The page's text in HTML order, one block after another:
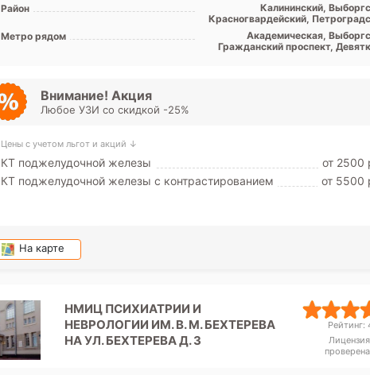
Район
Калининский,
Красногвардейский,
Метро рядом
Академическая,
Гражданский проспект,
Внимание! Акция
Любое УЗИ со скидкой -25%
Цены с учетом льгот и акций ↓
КТ поджелудочной железы
от 2500
КТ поджелудочной железы с контрастированием
от 5500
На карте
НМИЦ ПСИХИАТРИИ И
НЕВРОЛОГИИ ИМ. В. М. БЕХТЕРЕВА
НА УЛ. БЕХТЕРЕВА Д. 3
Рейтинг:
Лицензия
проверена